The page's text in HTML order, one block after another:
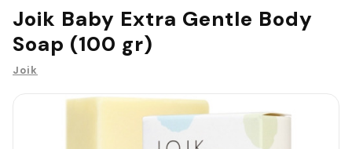
Joik Baby Extra Gentle Body
Soap (100 gr)
Joik